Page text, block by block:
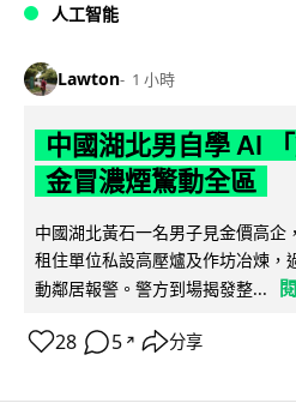
人工智能
Lawton 1 小時
中國湖北男自學 AI
金冒濃煙驚動全區
中國湖北黃石一名男子見金價高
租住單位私設高壓爐及作坊冶煉，
動鄰居報警。警方到場揭發整...
28 5 ↗ 分享